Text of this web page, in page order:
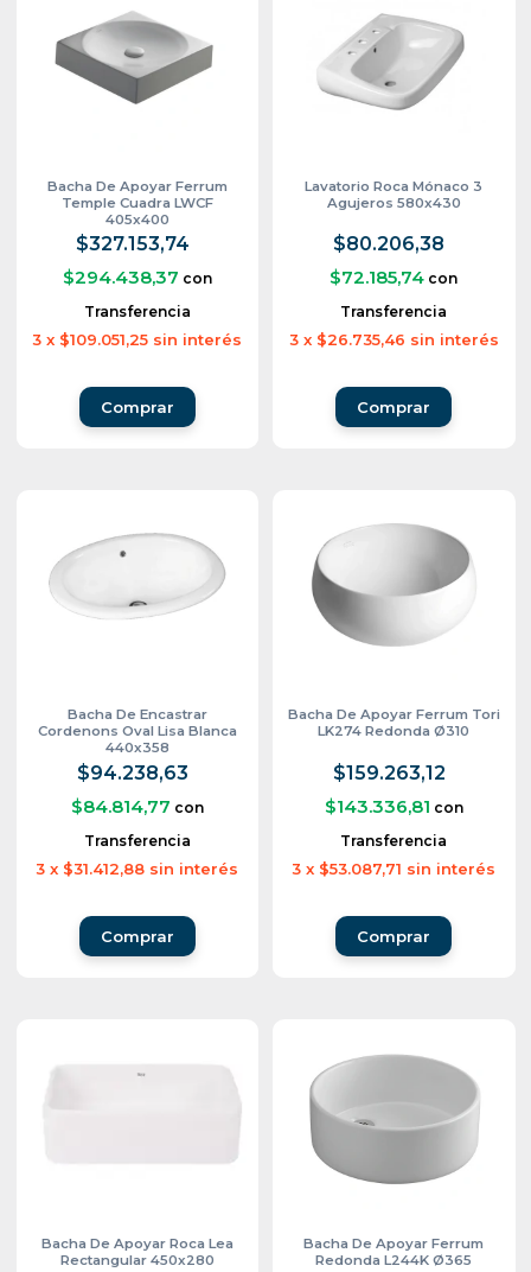
Bacha De Apoyar Ferrum
Temple Cuadra LWCF
405x400
$327.153,74
$294.438,37 con
Transferencia
3 x $109.051,25 sin interés
Lavatorio Roca Mónaco 3
Agujeros 580x430
$80.206,38
$72.185,74 con
Transferencia
3 x $26.735,46 sin interés
Bacha De Encastrar
Cordenons Oval Lisa Blanca
440x358
$94.238,63
$84.814,77 con
Transferencia
3 x $31.412,88 sin interés
Bacha De Apoyar Ferrum Tori
LK274 Redonda Ø310
$159.263,12
$143.336,81 con
Transferencia
3 x $53.087,71 sin interés
Bacha De Apoyar Roca Lea
Rectangular 450x280
Bacha De Apoyar Ferrum
Redonda L244K Ø365